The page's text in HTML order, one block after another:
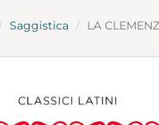
Saggistica LA